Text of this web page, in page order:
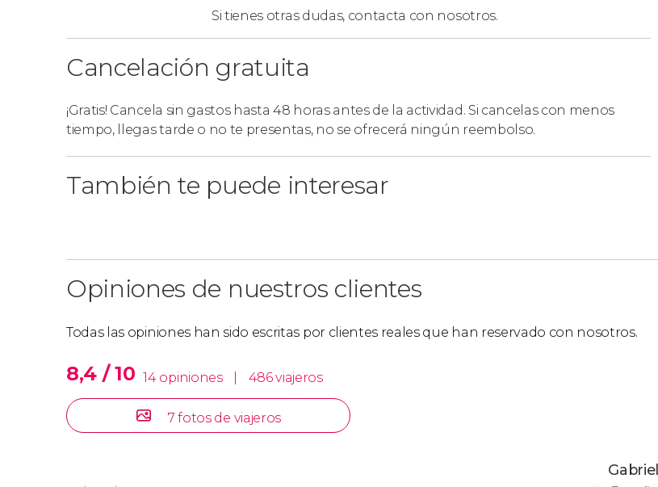
ninguna de las islas mencionadas, tendréis que dirigiros a uno de los puntos de encuentro
Idioma
La historia narrada que se reproduce durante el espectáculo es en inglés, pero no será un
Si tienes otras dudas, contacta con nosotros.
Cancelación gratuita
¡Gratis! Cancela sin gastos hasta 48 horas antes de la actividad. Si cancelas con menos
tiempo, llegas tarde o no te presentas, no se ofrecerá ningún reembolso.
También te puede interesar
Opiniones de nuestros clientes
Todas las opiniones han sido escritas por clientes reales que han reservado con nosotros.
8,4 / 10 14 opiniones 486 viajeros
7 fotos de viajeros
Gabriel